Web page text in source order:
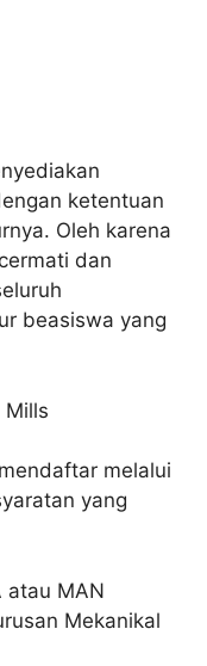
ketentuan
Oleh karena
dan
beasiswa yang
Mills
melalui
yang
atau MAN
Mekanikal